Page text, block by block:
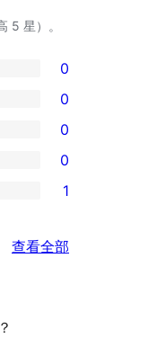
5 星）。
0
0
0
0
1
查看全部